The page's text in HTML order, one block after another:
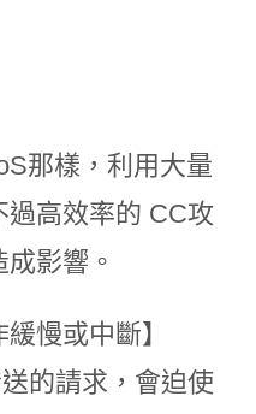
那樣，利用大量
高效率的 CC攻
影響。
慢或中斷】
的請求，會迫使